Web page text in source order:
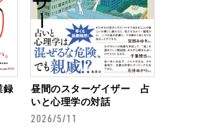
録
昼間のスターゲイザー 占
いと心理学の対話
2026/5/11